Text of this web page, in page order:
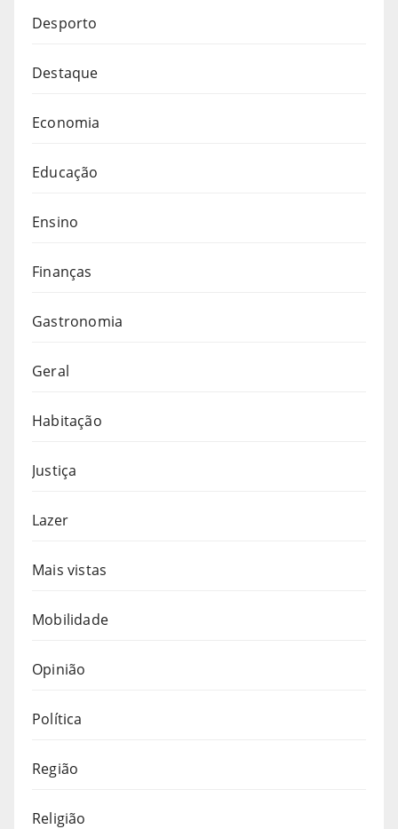
Desporto
Destaque
Economia
Educação
Ensino
Finanças
Gastronomia
Geral
Habitação
Justiça
Lazer
Mais vistas
Mobilidade
Opinião
Política
Região
Religião